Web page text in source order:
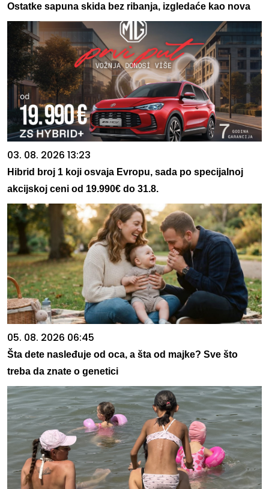
Ostatke sapuna skida bez ribanja, izgledaće kao nova
03. 08. 2026 13:23
Hibrid broj 1 koji osvaja Evropu, sada po specijalnoj
akcijskoj ceni od 19.990€ do 31.8.
05. 08. 2026 06:45
Šta dete nasleđuje od oca, a šta od majke? Sve što
treba da znate o genetici